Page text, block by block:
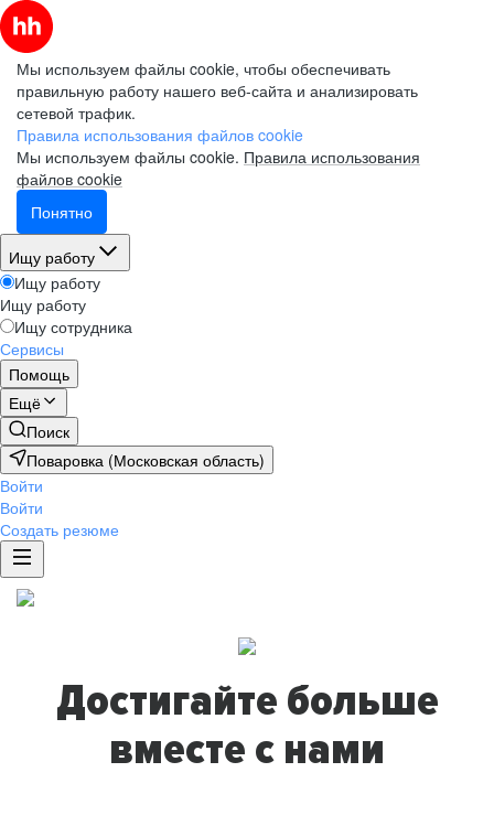
Мы используем файлы cookie, чтобы обеспечивать
правильную работу нашего веб-сайта и анализировать
сетевой трафик.
Правила использования файлов cookie
Мы используем файлы cookie. Правила использования
файлов cookie
Понятно
Ищу работу
Ищу работу
Ищу работу
Ищу сотрудника
Сервисы
Помощь
Ещё
Поиск
Поваровка (Московская область)
Войти
Войти
Создать резюме
Достигайте больше
вместе с нами